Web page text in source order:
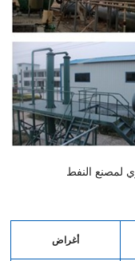
لمصنع النفط
أغراض